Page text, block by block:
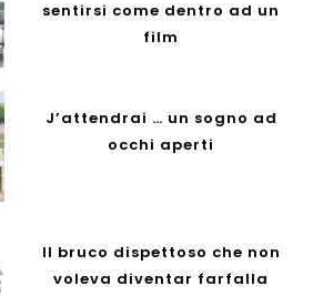
sentirsi come dentro ad un
film
J’attendrai … un sogno ad
occhi aperti
Il bruco dispettoso che non
voleva diventar farfalla